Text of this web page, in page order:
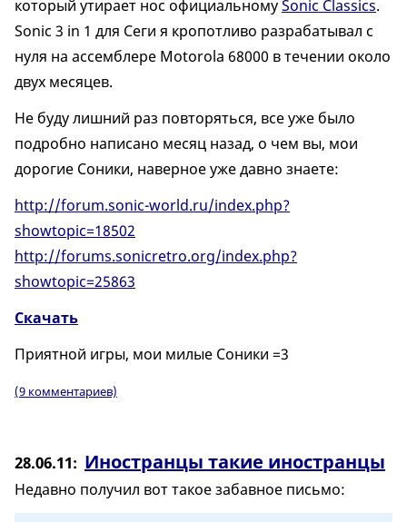
который утирает нос официальномуSonic Classics.
Sonic 3 in 1 для Сеги я кропотливо разрабатывал с
нуля на ассемблере Motorola 68000 в течении около
двух месяцев.
Не буду лишний раз повторяться, все уже было
подробно написано месяц назад, о чем вы, мои
дорогие Соники, наверное уже давно знаете:
http://forum.sonic-world.ru/index.php?
showtopic=18502
http://forums.sonicretro.org/index.php?
showtopic=25863
Скачать
Приятной игры, мои милые Соники =3
(9 комментариев)
28.06.11 Иностранцы такие иностранцы
Недавно получил вот такое забавное письмо: